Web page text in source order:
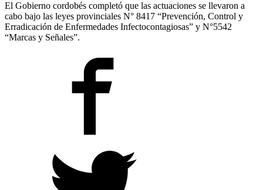
El Gobierno cordobés completó que las actuaciones se llevaron a
cabo bajo las leyes provinciales N° 8417 “Prevención, Control y
Erradicación de Enfermedades Infectocontagiosas” y N°5542
“Marcas y Señales”.